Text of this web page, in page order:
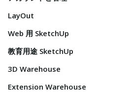
LayOut
Web 用 SketchUp
教育用途 SketchUp
3D Warehouse
Extension Warehouse